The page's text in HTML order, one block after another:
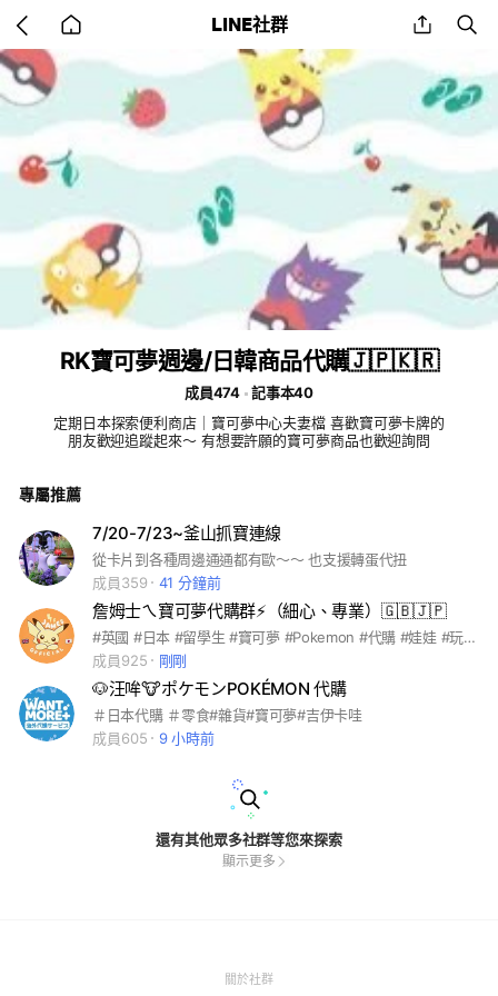
back
home
LINE社群 share
RK寶可夢週邊/日韓商品代購🇯🇵🇰🇷
成員474
記事本40
定期日本探索便利商店｜寶可夢中心夫妻檔 喜歡寶可夢卡牌的
朋友歡迎追蹤起來～ 有想要許願的寶可夢商品也歡迎詢問
專屬推薦
7/20-7/23~釜山抓寶連線
從卡片到各種周邊通通都有歐～～ 也支援轉蛋代扭
成員359
41 分鐘前
詹姆士ㄟ寶可夢代購群⚡️（細心、專業）🇬🇧🇯🇵
#英國 #日本 #留學生 #寶可夢 #Pokemon #代購 #娃娃 #玩偶 #公仔 #玩具 #皮卡丘 #伊布 #toy
成員925
剛剛
🐶汪哞🐮ポケモンPOKÉMON 代購
＃日本代購 ＃零食#雜貨#寶可夢#吉伊卡哇
成員605
9 小時前
還有其他眾多社群等您來探索
顯示更多
關於社群(Open